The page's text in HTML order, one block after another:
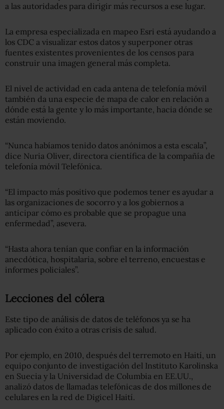
a las autoridades para dirigir más recursos a ese lugar.
La empresa especializada en mapeo Esri está ayudando a
los CDC a visualizar estos datos y superponer otras
fuentes existentes provenientes de los censos para
construir una imagen general más completa.
El nivel de actividad en cada antena de telefonía móvil
también da una especie de mapa de calor en relación a
dónde está la gente y lo más importante, hacia dónde se
están moviendo.
“Nunca habíamos tenido datos anónimos a esta escala”,
dice Nuria Oliver, directora científica de la compañía de
telefonía móvil Telefónica.
“El impacto más positivo que podemos tener es ayudar a
las organizaciones de socorro y a los gobiernos a
anticipar cómo es probable que se propague una
enfermedad”, asevera.
“Hasta ahora tenían que confiar en la información
anecdótica, hospitalaria, sobre el terreno, encuestas e
informes policiales”.
Lecciones del cólera
Este tipo de análisis de datos de teléfonos ya se ha
aplicado con éxito a otras crisis de salud.
Por ejemplo, en 2010, después del terremoto en Haití, un
equipo conjunto de investigación del Instituto Karolinska
en Suecia y la Universidad de Columbia en EE.UU.,
analizó datos de llamadas telefónicas de dos millones de
celulares en la red de Digicel Haití.